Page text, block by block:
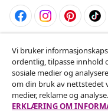
Angre på
Send inn en
Vi bruker
ordentlig, tilpasse innhold
sosiale medier og
om din bruk av nettstedet
medier, reklame og analyse.
ERKLÆRING OM